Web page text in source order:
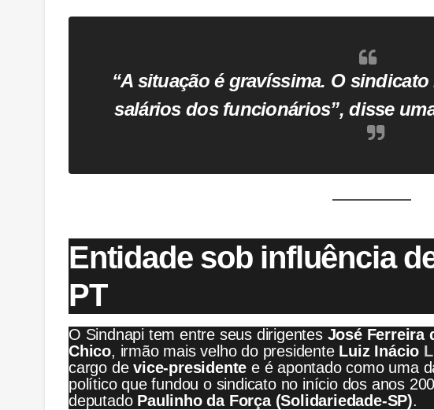
“A situação é gravíssima. O
salários dos funcionários”, disse
Entidade sob influência
PT
O Sindnapi tem entre seus dirigentes José Ferreira
Chico, irmão mais velho do presidente Luiz Inácio
cargo device-presidente e é apontado como uma
político que fundou o sindicato no início dos anos
deputado Paulinho da Força (Solidariedade-SP).